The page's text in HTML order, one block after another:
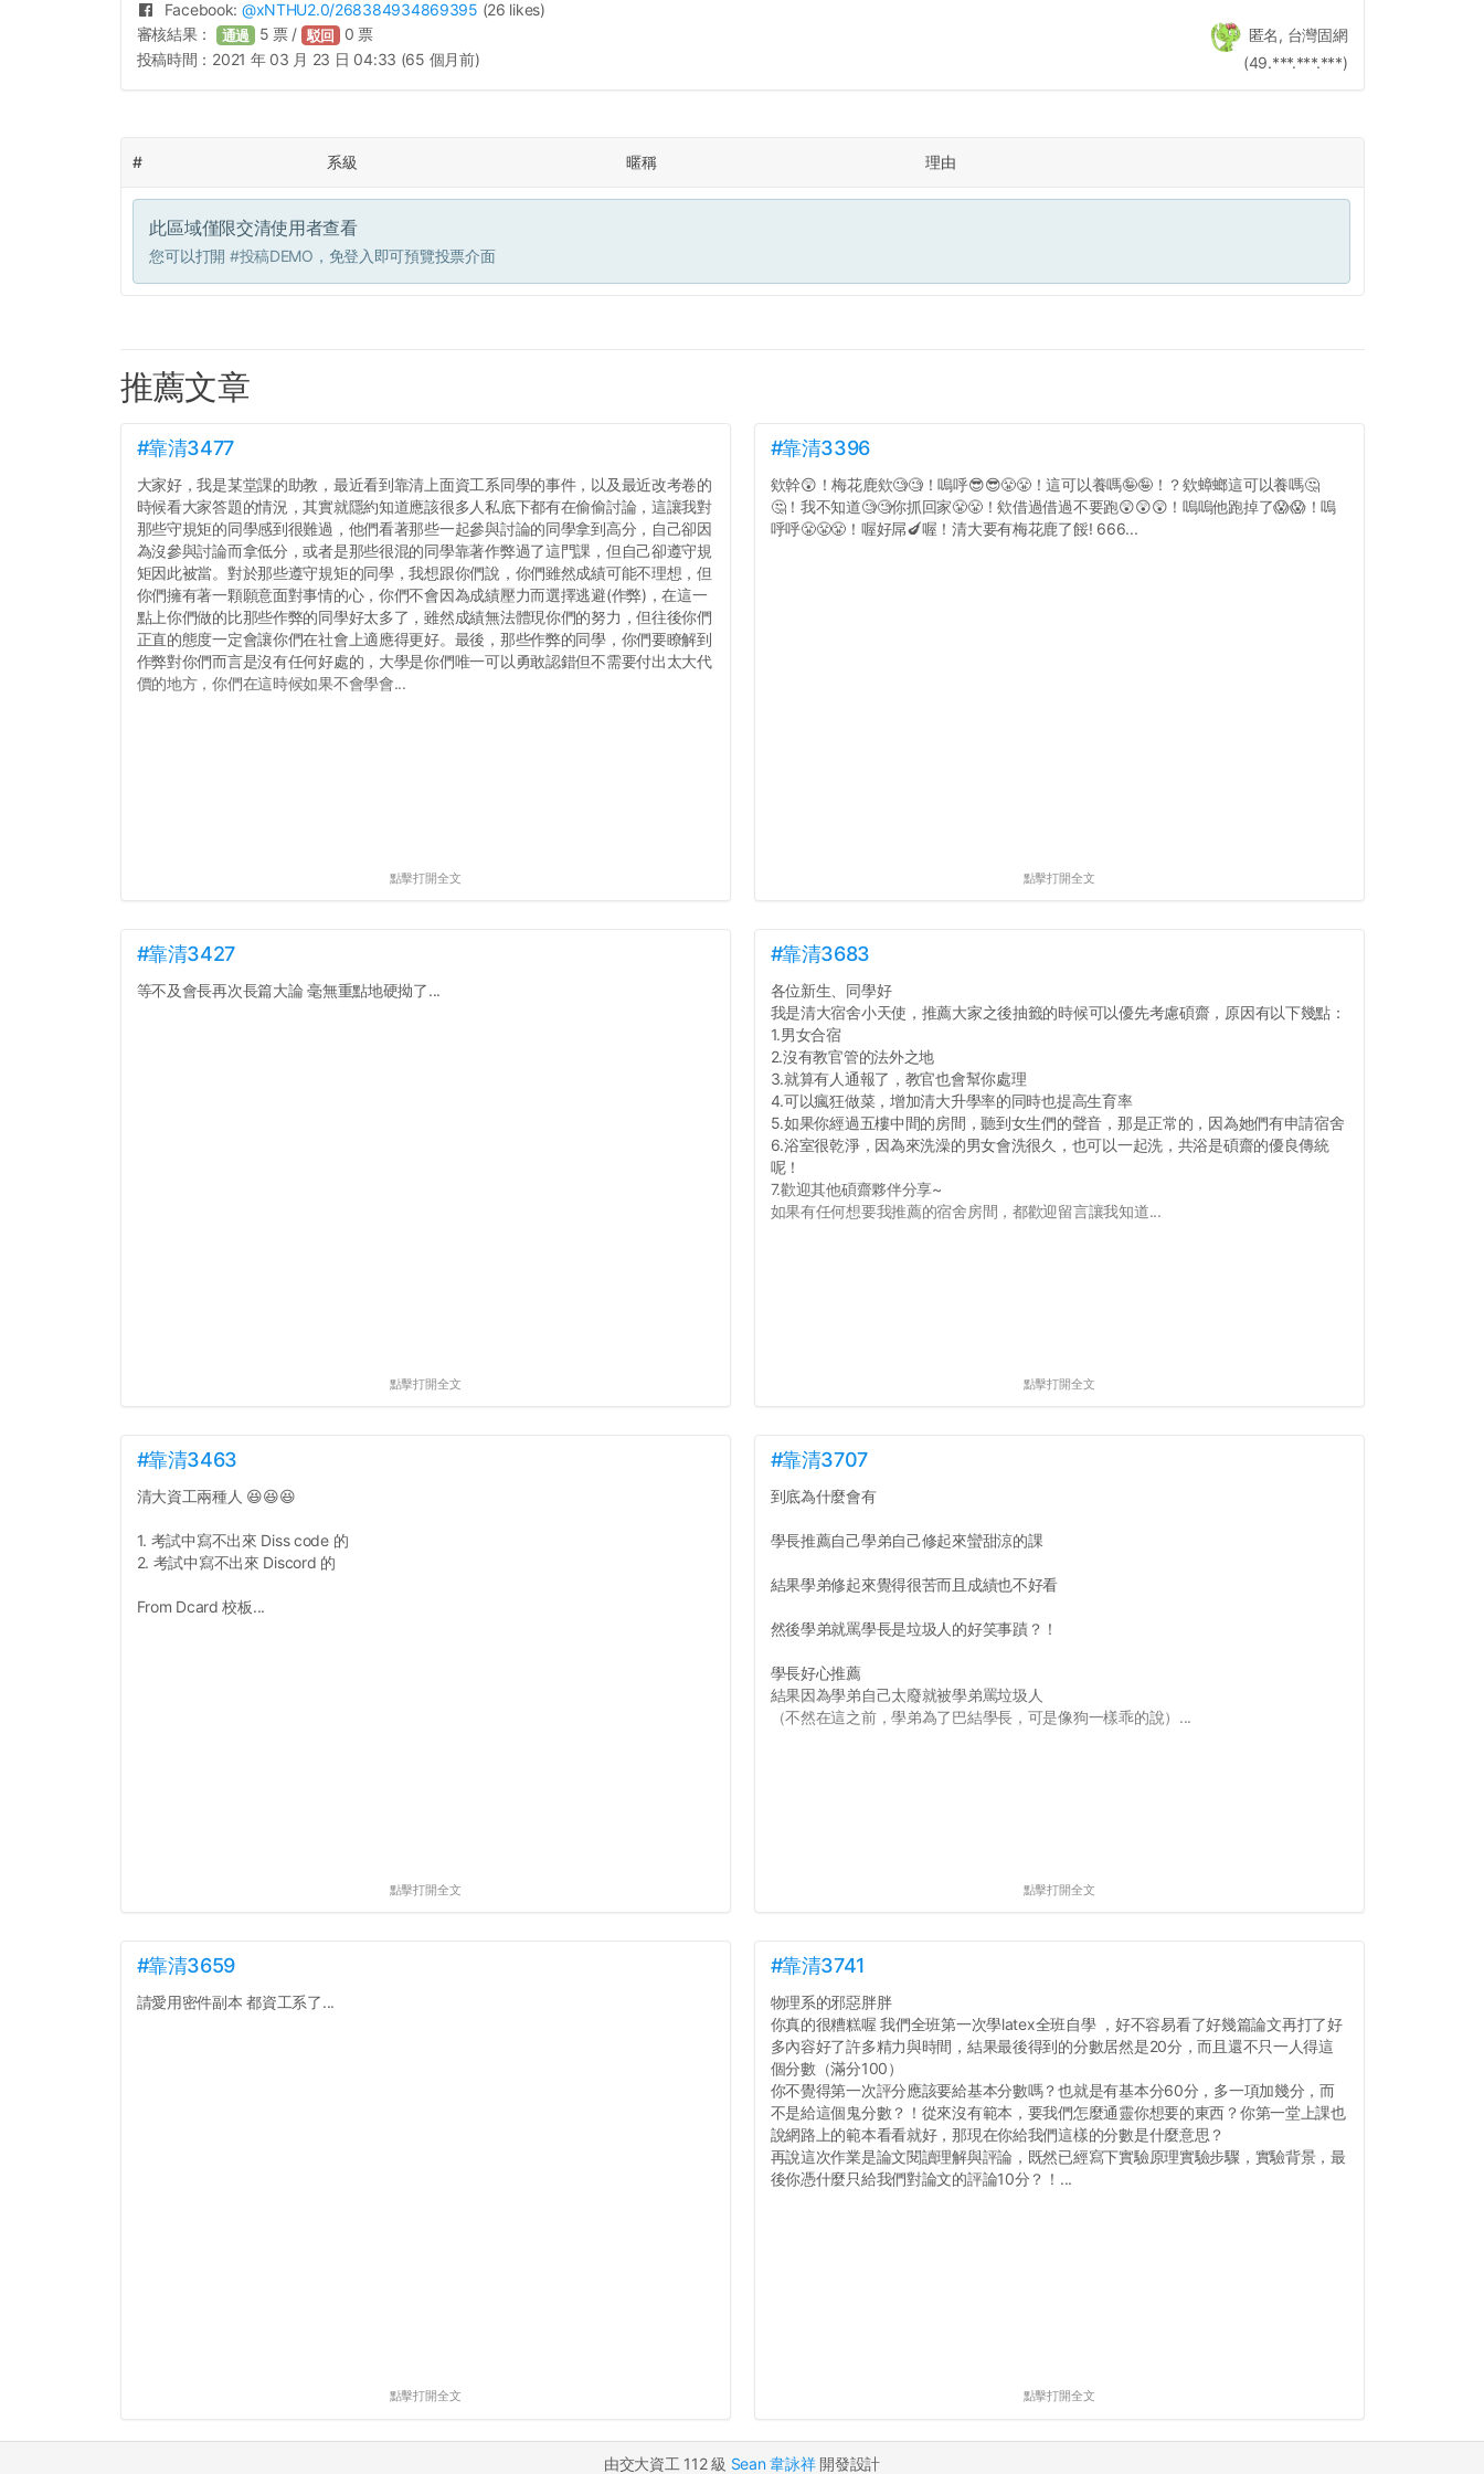
Facebook: @xNTHU2.0/268384934869395 (26 likes)
匿名, 台灣固網
(49.***.***.***)
審核結果： 通過 5 票 / 駁回 0 票
投稿時間： 2021 年 03 月 23 日 04:33 (65 個月前)
# 系級 暱稱 理由
此區域僅限交清使用者查看
您可以打開 #投稿DEMO ，免登入即可預覽投票介面
推薦文章
#靠清3477
大家好，我是某堂課的助教，最近看到靠清上面資工系同學的事件，以及最近改考卷的
時候看大家答題的情況，其實就隱約知道應該很多人私底下都有在偷偷討論，這讓我對
那些守規矩的同學感到很難過，他們看著那些一起參與討論的同學拿到高分，自己卻因
為沒參與討論而拿低分，或者是那些很混的同學靠著作弊過了這門課，但自己卻遵守規
矩因此被當。對於那些遵守規矩的同學，我想跟你們說，你們雖然成績可能不理想，但
你們擁有著一顆願意面對事情的心，你們不會因為成績壓力而選擇逃避(作弊)，在這一
點上你們做的比那些作弊的同學好太多了，雖然成績無法體現你們的努力，但往後你們
正直的態度一定會讓你們在社會上適應得更好。最後，那些作弊的同學，你們要瞭解到
作弊對你們而言是沒有任何好處的，大學是你們唯一可以勇敢認錯但不需要付出太大代
價的地方，你們在這時候如果不會學會...
點擊打開全文
#靠清3396
欸幹😲！梅花鹿欸🧐🧐！嗚呼😎😎😤😤！這可以養嗎🤪🤪！？欸蟑螂這可以養嗎🤔
🤔！我不知道🧐🧐你抓回家😤😤！欸借過借過不要跑😲😲😲！嗚嗚他跑掉了😱😱！嗚
呼呼😤😤😤！喔好屌🍆喔！清大要有梅花鹿了餒! 666...
點擊打開全文
#靠清3427
等不及會長再次長篇大論 毫無重點地硬拗了...
點擊打開全文
#靠清3683
各位新生、同學好
我是清大宿舍小天使，推薦大家之後抽籤的時候可以優先考慮碩齋，原因有以下幾點：
1.男女合宿
2.沒有教官管的法外之地
3.就算有人通報了，教官也會幫你處理
4.可以瘋狂做菜，增加清大升學率的同時也提高生育率
5.如果你經過五樓中間的房間，聽到女生們的聲音，那是正常的，因為她們有申請宿舍
6.浴室很乾淨，因為來洗澡的男女會洗很久，也可以一起洗，共浴是碩齋的優良傳統
呢！
7.歡迎其他碩齋夥伴分享~
如果有任何想要我推薦的宿舍房間，都歡迎留言讓我知道...
點擊打開全文
#靠清3463
清大資工兩種人 😆😆😆
1. 考試中寫不出來 Diss code 的
2. 考試中寫不出來 Discord 的
From Dcard 校板...
點擊打開全文
#靠清3707
到底為什麼會有
學長推薦自己學弟自己修起來蠻甜涼的課
結果學弟修起來覺得很苦而且成績也不好看
然後學弟就罵學長是垃圾人的好笑事蹟？！
學長好心推薦
結果因為學弟自己太廢就被學弟罵垃圾人
（不然在這之前，學弟為了巴結學長，可是像狗一樣乖的說）...
點擊打開全文
#靠清3659
請愛用密件副本 都資工系了...
點擊打開全文
#靠清3741
物理系的邪惡胖胖
你真的很糟糕喔 我們全班第一次學latex全班自學 ，好不容易看了好幾篇論文再打了好
多內容好了許多精力與時間，結果最後得到的分數居然是20分，而且還不只一人得這
個分數（滿分100）
你不覺得第一次評分應該要給基本分數嗎？也就是有基本分60分，多一項加幾分，而
不是給這個鬼分數？！從來沒有範本，要我們怎麼通靈你想要的東西？你第一堂上課也
說網路上的範本看看就好，那現在你給我們這樣的分數是什麼意思？
再說這次作業是論文閱讀理解與評論，既然已經寫下實驗原理實驗步驟，實驗背景，最
後你憑什麼只給我們對論文的評論10分？！...
點擊打開全文
由交大資工 112 級 Sean 韋詠祥開發設計